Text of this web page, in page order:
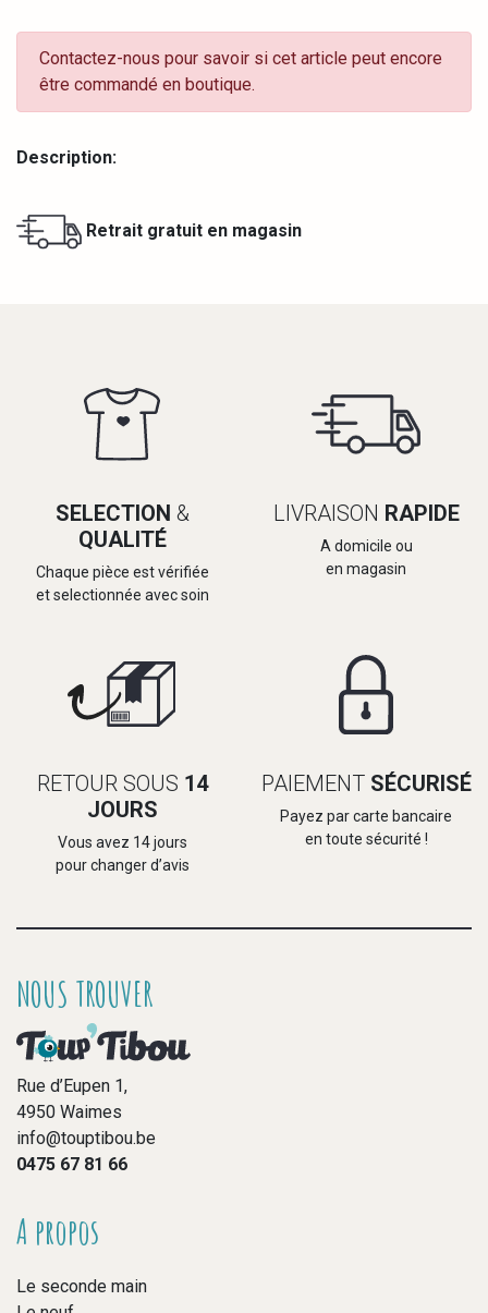
Contactez-nous pour savoir si cet article peut encore
être commandé en boutique.
Description:
Retrait gratuit en magasin
SELECTION &
QUALITÉ
Chaque pièce est vérifiée
et selectionnée avec soin
LIVRAISON RAPIDE
A domicile ou
en magasin
RETOUR SOUS 14
JOURS
Vous avez 14 jours
pour changer d’avis
PAIEMENT SÉCURISÉ
Payez par carte bancaire
en toute sécurité !
NOUS TROUVER
Rue d’Eupen 1,
4950 Waimes
info@touptibou.be
0475 67 81 66
A propos
Le seconde main